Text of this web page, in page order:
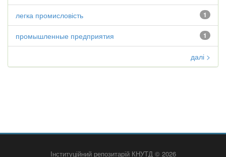
1
легка промисловість
1
промышленные предприятия
далі >
Інституційний репозитарій КНУТД © 2026